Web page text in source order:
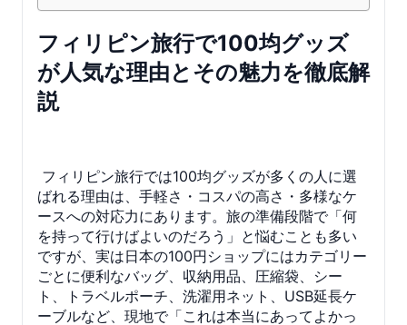
フィリピン旅行で100均グッズ
が人気な理由とその魅力を徹底解
説
フィリピン旅行では100均グッズが多くの人に選
ばれる理由は、手軽さ・コスパの高さ・多様なケ
ースへの対応力にあります。旅の準備段階で「何
を持って行けばよいのだろう」と悩むことも多い
ですが、実は日本の100円ショップにはカテゴリー
ごとに便利なバッグ、収納用品、圧縮袋、シー
ト、トラベルポーチ、洗濯用ネット、USB延長ケ
ーブルなど、現地で「これは本当にあってよかっ